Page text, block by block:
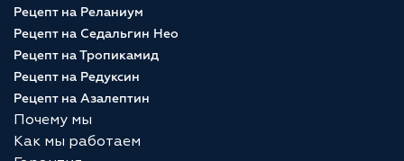
Рецепт на Реланиум
Рецепт на Седальгин Нео
Рецепт на Тропикамид
Рецепт на Редуксин
Рецепт на Азалептин
Почему мы
Как мы работаем